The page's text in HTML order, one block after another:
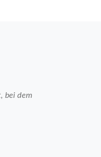
bei dem